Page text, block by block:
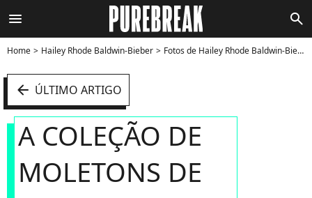
menu search
Home Hailey Rhode Baldwin-Bieber Fotos de Hailey Rhode Baldwin-Bieber
arrow_left ÚLTIMO ARTIGO
A COLEÇÃO DE
MOLETONS DE